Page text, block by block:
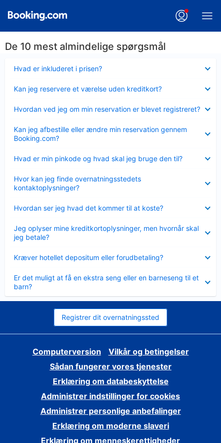
De 10 mest almindelige spørgsmål
Hvad er inkluderet i prisen?
Kan jeg reservere et værelse uden kreditkort?
Hvordan ved jeg om min reservation er blevet registreret?
Kan jeg afbestille eller ændre min reservation gennem
Booking.com?
Hvad er min pinkode og hvad skal jeg bruge den til?
Hvor kan jeg finde overnatningsstedets
kontaktoplysninger?
Hvordan ser jeg hvad det kommer til at koste?
Jeg oplyser mine kreditkortoplysninger, men hvornår skal
jeg betale?
Kræver hotellet depositum eller forudbetaling?
Er det muligt at få en ekstra seng eller en barneseng til et
barn?
Registrer dit overnatningssted
Computerversion
Vilkår og betingelser
Sådan fungerer vores tjenester
Erklæring om databeskyttelse
Administrer indstillinger for cookies
Administrer personlige anbefalinger
Erklæring om moderne slaveri
Erklæring om menneskerettigheder